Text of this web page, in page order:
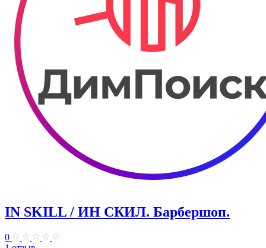
IN SKILL / ИН СКИЛ. Барбершоп.
0